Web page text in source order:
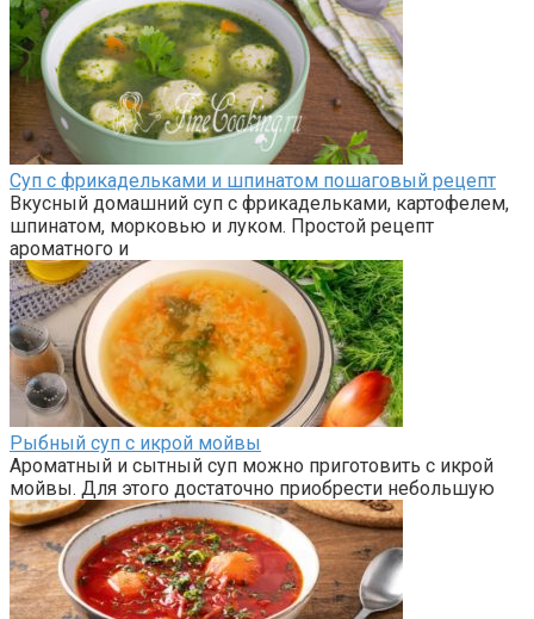
Суп с фрикадельками и шпинатом пошаговый рецепт
Вкусный домашний суп с фрикадельками, картофелем,
шпинатом, морковью и луком. Простой рецепт
ароматного и
Рыбный суп с икрой мойвы
Ароматный и сытный суп можно приготовить с икрой
мойвы. Для этого достаточно приобрести небольшую